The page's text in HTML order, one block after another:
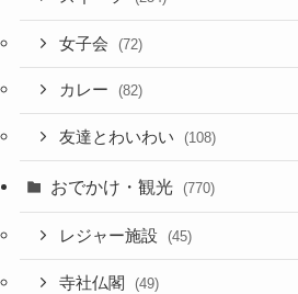
女子会 (72)
カレー (82)
友達とわいわい (108)
おでかけ・観光 (770)
レジャー施設 (45)
寺社仏閣 (49)